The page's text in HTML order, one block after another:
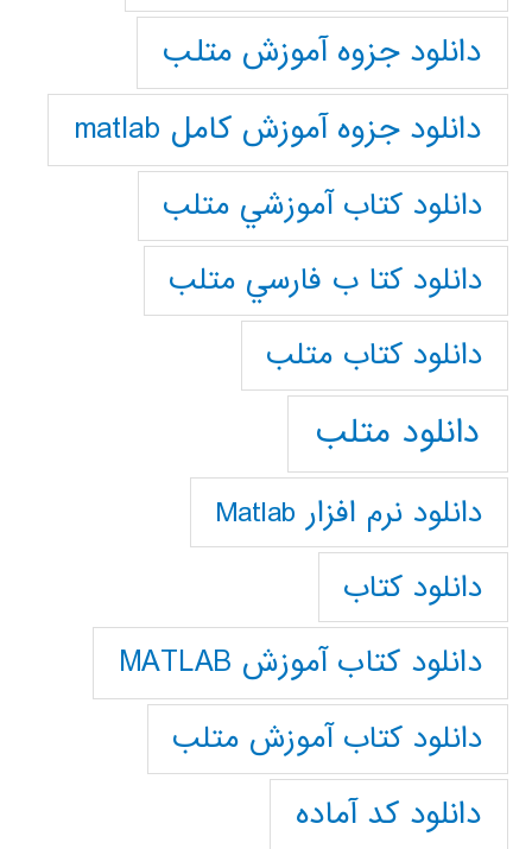
دانلود جزوه آموزش متلب
دانلود جزوه آموزش کامل matlab
دانلود كتاب آموزشي متلب
دانلود كتا ب فارسي متلب
دانلود كتاب متلب
دانلود متلب
دانلود نرم افزار Matlab
دانلود کتاب
دانلود کتاب آموزش MATLAB
دانلود کتاب آموزش متلب
دانلود کد آماده